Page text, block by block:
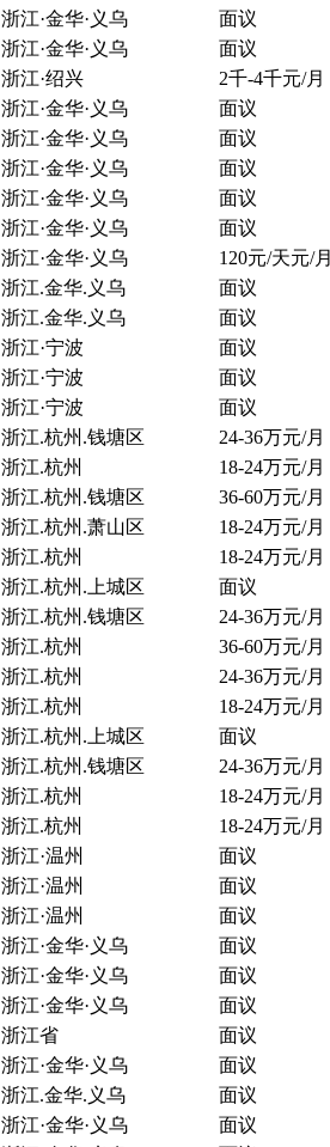
浙江·金华·义乌
面议
浙江·金华·义乌
面议
浙江·绍兴
2千-4千元/月
浙江·金华·义乌
面议
浙江·金华·义乌
面议
浙江·金华·义乌
面议
浙江·金华·义乌
面议
浙江·金华·义乌
面议
浙江·金华·义乌
120元/天元/月
浙江.金华.义乌
面议
浙江.金华.义乌
面议
浙江·宁波
面议
浙江·宁波
面议
浙江·宁波
面议
浙江.杭州.钱塘区
24-36万元/月
浙江.杭州
18-24万元/月
浙江.杭州.钱塘区
36-60万元/月
浙江.杭州.萧山区
18-24万元/月
浙江.杭州
18-24万元/月
浙江.杭州.上城区
面议
浙江.杭州.钱塘区
24-36万元/月
浙江.杭州
36-60万元/月
浙江.杭州
24-36万元/月
浙江.杭州
18-24万元/月
浙江.杭州.上城区
面议
浙江.杭州.钱塘区
24-36万元/月
浙江.杭州
18-24万元/月
浙江.杭州
18-24万元/月
浙江·温州
面议
浙江·温州
面议
浙江·温州
面议
浙江·金华·义乌
面议
浙江·金华·义乌
面议
浙江·金华·义乌
面议
浙江省
面议
浙江·金华·义乌
面议
浙江.金华.义乌
面议
浙江·金华·义乌
面议